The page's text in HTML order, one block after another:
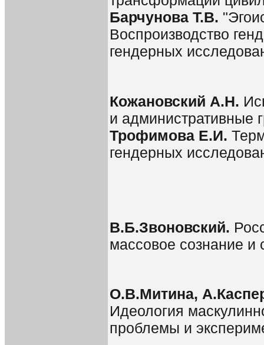
Барчунова Т.В.
Воспроизводство
гендерных
Кожановский А.Н.
и административные
Трофимова Е.И.
гендерных
В.Б.Звоновский.
массовое сознание и
О.В.Митина,
Идеология
проблемы и